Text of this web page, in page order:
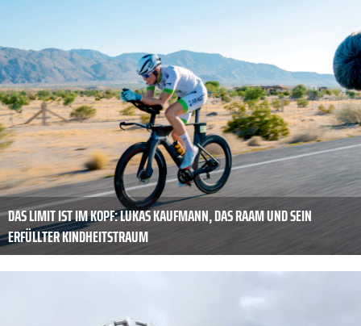
DAS LIMIT IST IM KOPF: LUKAS KAUFMANN, DAS RAAM UND SEIN
ERFÜLLTER KINDHEITSTRAUM